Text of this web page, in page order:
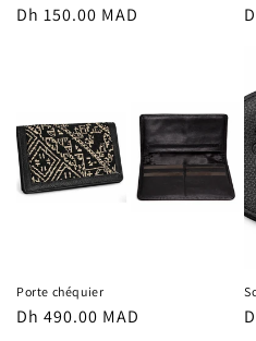
Prix
Dh 150.00 MAD
Porte chéquier
Prix
Dh 490.00 MAD